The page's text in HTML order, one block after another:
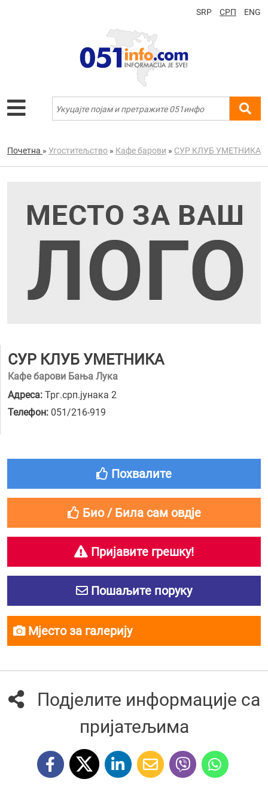
SRP СРП ENG
Почетна » Угоститељство » Кафе барови » СУР КЛУБ УМЕТНИКА
СУР КЛУБ УМЕТНИКА
Кафе барови Бања Лука
Адреса: Трг.срп.јунака 2
Телефон: 051/216-919
Похвалите
Био / Била сам овдје
Пријавите грешку!
Пошаљите поруку
Мјесто за галерију
Подјелите информације са
пријатељима